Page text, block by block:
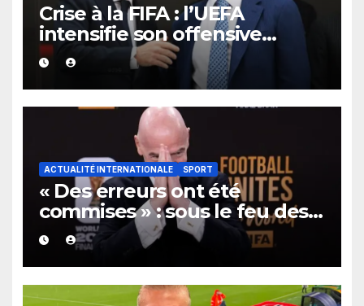
Crise à la FIFA : l’UEFA
intensifie son offensive
contre Gianni Infantino, mais
l’Afrique continue de lui
apporter un soutien sans
faille.
ACTUALITÉ INTERNATIONALE SPORT
« Des erreurs ont été
commises » : sous le feu des
critiques, Gianni Infantino et
la FIFA présentent leurs
excuses après la polémique
sur l’ouverture au privé.